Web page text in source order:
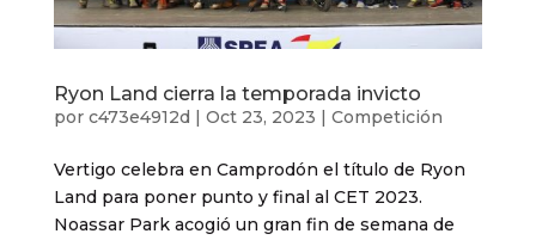
Ryon Land cierra la temporada invicto
por c473e4912d | Oct 23, 2023 | Competición
Vertigo celebra en Camprodón el título de Ryon
Land para poner punto y final al CET 2023.
Noassar Park acogió un gran fin de semana de